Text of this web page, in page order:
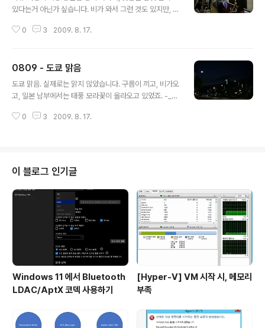
있다는거 아닌가 싶습니다. 비가 와서 그런 것도 있지만, 예
0 일의 이동구간은 아래와 같습니다. 아사쿠사 -> 요시노
아사쿠사는 628년에 세워진 '도쿄'에서 가장 오래된 사찰
이라고 합니다. 숙소가 있던 JR메구로역에서 아사쿠사로
가기 위해서는, JR우에노에서 사철인 긴자라인을 갈아타
브런치를(^^;) 위해 찾아간 곳은 일본의 김밥천국이라 불리
0 3 2009. 8. 17.
0809 - 도쿄 맑음
도쿄 맑음. 실제로는 맑지 않았습니다. 구름이 끼고, 비가오
고, 일본 남부에서는 태풍 모라꽃이 올라오고 있었죠. -_-
고 맘속으로 되뇌였습니다. 2009/08/09 일의 일정은 아
> NS빌딩 -> 도쿄도청 -> 몬자야 -> 호텔프린세스가든
JAL950, 08:20분 출발이라, 5시즈음해서 집에서 나와
야했습니다. 집에서 가장 가까운 공항버스는 압구정을 통
해가는 공항버스 6010번 요금은 14,000원 입니다. T-M
oney 나 교통카드로도 결제 됩니다. -_-..
0 3 2009. 8. 17.
이 블로그 인기글
Windows 11 에서 Bluetooth
LDAC/AptX 코덱 사용하기
[Hyper-V] VM 시작 시, 메모리
부족